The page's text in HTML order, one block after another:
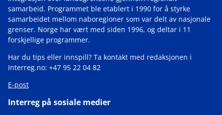
samarbeid. Programmet ble etablert i 1990 for å styrke
samarbeidet mellom naboregioner som var delt av nasjonale
grenser. Norge har vært med siden 1996, og deltar i 11
forskjellige programmer.
Har du tips eller innspill? Ta kontakt med redaksjonen i
Interreg.no: +47 95 22 04 82
E-post
Interreg på sosiale medier